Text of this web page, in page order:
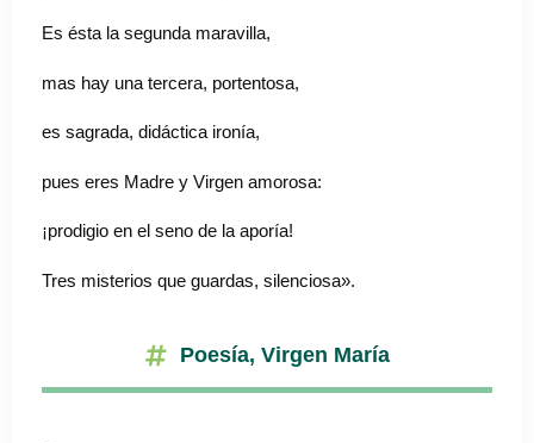
Es ésta la segunda maravilla,
mas hay una tercera, portentosa,
es sagrada, didáctica ironía,
pues eres Madre y Virgen amorosa:
¡prodigio en el seno de la aporía!
Tres misterios que guardas, silenciosa».
Poesía, Virgen María